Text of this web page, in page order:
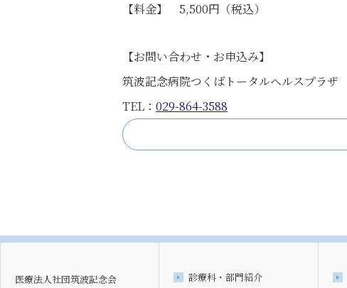
【料金】 5,500円（税込）
【お問い合わせ・お申込み】
筑波記念病院つくばトータルヘルスプラザ
TEL： 029-864-3588
医療法人社団筑波記念会
診療科・部門紹介